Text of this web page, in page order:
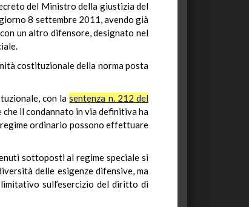
del Ministro della giustizia del
8 settembre 2011, avendo già
un altro difensore, designato nel
costituzionale della norma posta
con lasentenza n. 212 del
il condannato in via definitiva ha
ordinario possono effettuare
sottoposti al regime speciale si
delle esigenze difensive, ma
sull’esercizio del diritto di